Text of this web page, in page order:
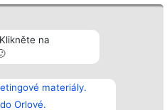
na
materiály.
Orlové.
všech